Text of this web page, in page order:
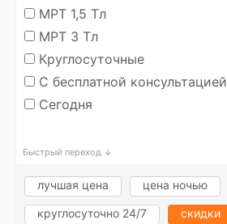
МРТ 1,5 Тл
МРТ 3 Тл
Круглосуточные
С бесплатной консультацией
Сегодня
Быстрый переход ↓
лучшая цена цена ночью
круглосуточно 24/7 скидки